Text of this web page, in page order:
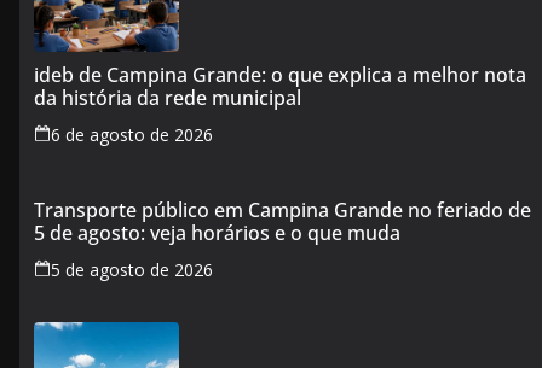
ideb de Campina Grande: o que explica a melhor nota
da história da rede municipal
6 de agosto de 2026
Transporte público em Campina Grande no feriado de
5 de agosto: veja horários e o que muda
5 de agosto de 2026